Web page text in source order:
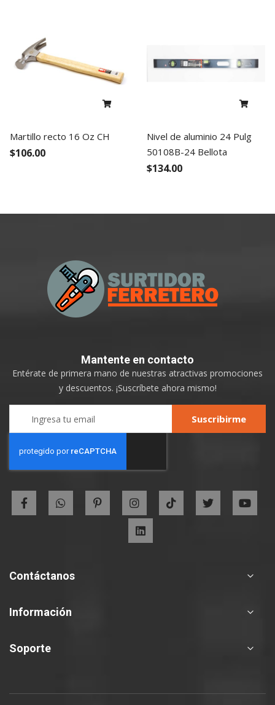
Martillo recto 16 Oz CH
$106.00
Nivel de aluminio 24 Pulg
50108B-24 Bellota
$134.00
Contáctanos
Información
Soporte
Mantente en contacto
Entérate de primera mano de nuestras atractivas promociones
y descuentos. ¡Suscríbete ahora mismo!
Newsletter:
Suscribirme